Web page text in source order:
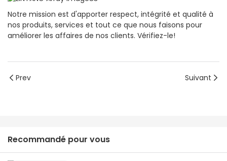
Notre mission est d'apporter respect, intégrité et qualité à
nos produits, services et tout ce que nous faisons pour
améliorer les affaires de nos clients. Vérifiez-le!
Prev Suivant
Recommandé pour vous